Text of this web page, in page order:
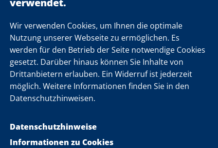
Wir verwenden Cookies, um Ihnen die optimale
Nutzung unserer Webseite zu ermöglichen. Es
werden für den Betrieb der Seite notwendige Cookies
gesetzt. Darüber hinaus können Sie Inhalte von
Drittanbietern erlauben. Ein Widerruf ist jederzeit
möglich. Weitere Informationen finden Sie in den
Datenschutzhinweisen.
Datenschutzhinweise
Informationen zu Cookies
Einsamkeit
Folgen Sie uns